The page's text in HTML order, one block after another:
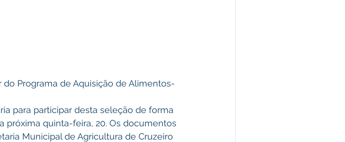
Programa de Aquisição de Alimentos-
para participar desta seleção de forma
próxima quinta-feira, 20. Os documentos
Municipal de Agricultura de Cruzeiro